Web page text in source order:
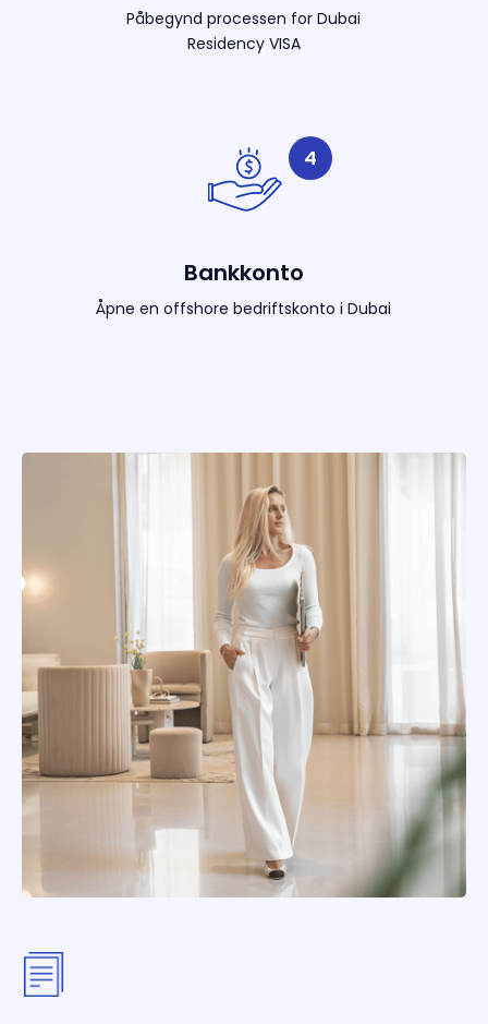
Påbegynd processen for Dubai
Residency VISA
Bankkonto
Åpne en offshore bedriftskonto i Dubai
4